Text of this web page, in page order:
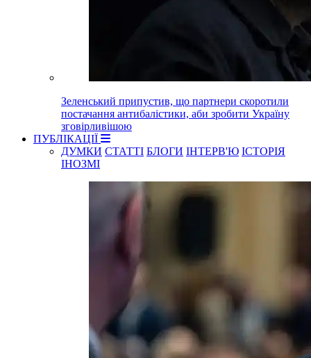
Зеленський припустив, що партнери скоротили
постачання антибалістики, аби зробити Україну
зговірливішою
ПУБЛІКАЦІЇ
ДУМКИ СТАТТІ БЛОГИ ІНТЕРВ'Ю ІСТОРІЯ
ІНОЗМІ